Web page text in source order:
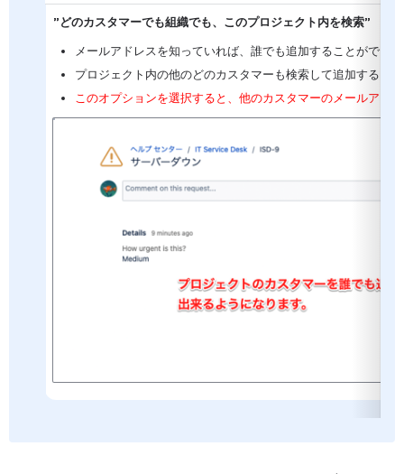
”どのカスタマーでも組織でも、このプロジェクト内を検索”
メールアドレスを知っていれば、誰でも追加することができ
プロジェクト内の他のどのカスタマーも検索して追加するこ
このオプションを選択すると、他のカスタマーのメールアド